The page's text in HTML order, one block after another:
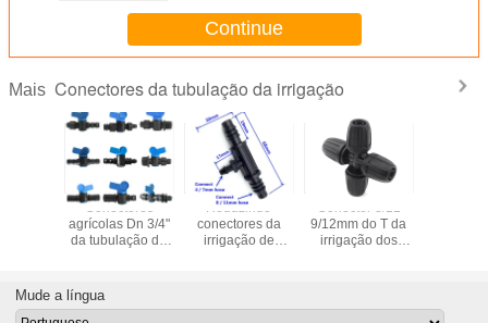
Continue
Mais Conectores da tubulação da irrigação
da
para
Conectores
agrícolas Dn 3/4"
da tubulação da
tubulação
Reduzindo
conectores da
irrigação de
polegada - 1/4 de
Conector 8/11
9/12mm do T da
irrigação dos
jardim micro
da
Mude a língua